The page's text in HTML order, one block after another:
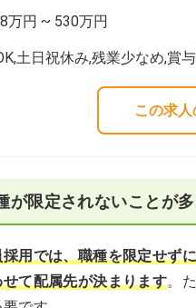
万円 ~ 530万円
土日祝休み,残業少なめ,賞
この求
が限定されないことが
用では、職種を限定せず
て配属先が決まります。